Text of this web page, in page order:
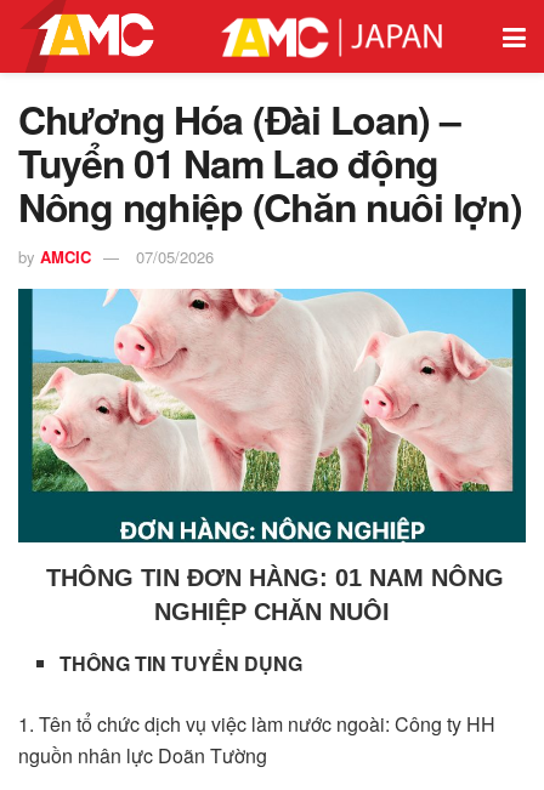
Chương Hóa (Đài Loan) –
Tuyển 01 Nam Lao động
Nông nghiệp (Chăn nuôi lợn)
by AMCIC 07/05/2026
THÔNG TIN ĐƠN HÀNG: 01 NAM NÔNG
NGHIỆP CHĂN NUÔI
THÔNG TIN TUYỂN DỤNG
1. Tên tổ chức dịch vụ việc làm nước ngoài: Công ty HH
nguồn nhân lực Doãn Tường